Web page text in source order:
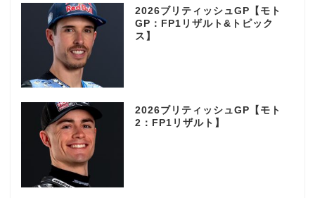
2026ブリティッシュGP【モト
GP：FP1リザルト&トピック
ス】
2026ブリティッシュGP【モト
2：FP1リザルト】